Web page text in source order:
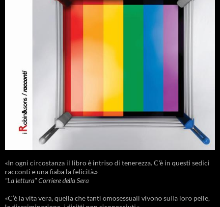
«In ogni circostanza il libro è intriso di tenerezza. C'è in questi sedici
racconti e una fiaba la felicità.»
"La lettura" Corriere della Sera
«C’è la vita vera, quella che tanti omosessuali vivono sulla loro pelle,